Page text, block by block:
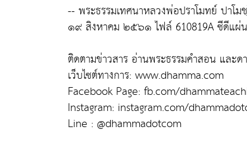
-- พระธรรมเทศนาหลวงพ่อปราโมทย์ ปาโ
๑๙ สิงหาคม ๒๕๖๑ ไฟล์ 610819A ซีดีแ
ติดตามข่าวสาร อ่านพระธรรมคำสอน และด
เว็บไซต์ทางการ: www.dhamma.com
Facebook Page: fb.com/
Instagram: instagram.com/
Line : @dhammadotcom